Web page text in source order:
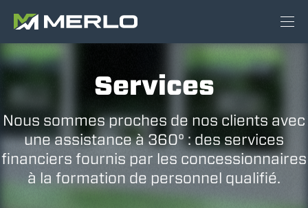
Services
Nous sommes proches de nos clients avec
une assistance à 360° : des services
financiers fournis par les concessionnaires
à la formation de personnel qualifié.